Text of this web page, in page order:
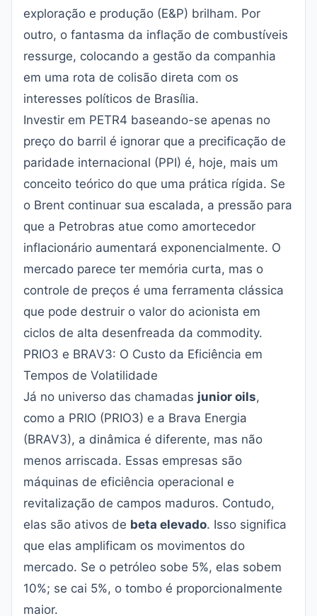
exploração e produção (E&P) brilham. Por
outro, o fantasma da inflação de combustíveis
ressurge, colocando a gestão da companhia
em uma rota de colisão direta com os
interesses políticos de Brasília.
Investir em PETR4 baseando-se apenas no
preço do barril é ignorar que a precificação de
paridade internacional (PPI) é, hoje, mais um
conceito teórico do que uma prática rígida. Se
o Brent continuar sua escalada, a pressão para
que a Petrobras atue como amortecedor
inflacionário aumentará exponencialmente. O
mercado parece ter memória curta, mas o
controle de preços é uma ferramenta clássica
que pode destruir o valor do acionista em
ciclos de alta desenfreada da commodity.
PRIO3 e BRAV3: O Custo da Eficiência em
Tempos de Volatilidade
Já no universo das chamadas junior oils,
como a PRIO (PRIO3) e a Brava Energia
(BRAV3), a dinâmica é diferente, mas não
menos arriscada. Essas empresas são
máquinas de eficiência operacional e
revitalização de campos maduros. Contudo,
elas são ativos de beta elevado. Isso significa
que elas amplificam os movimentos do
mercado. Se o petróleo sobe 5%, elas sobem
10%; se cai 5%, o tombo é proporcionalmente
maior.